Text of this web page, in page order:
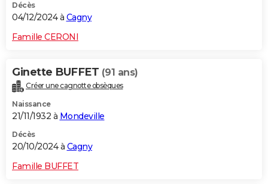
Décès
04/12/2024 à Cagny
Famille CERONI
Ginette BUFFET (91 ans)
Créer une cagnotte obsèques
Naissance
21/11/1932 à Mondeville
Décès
20/10/2024 à Cagny
Famille BUFFET